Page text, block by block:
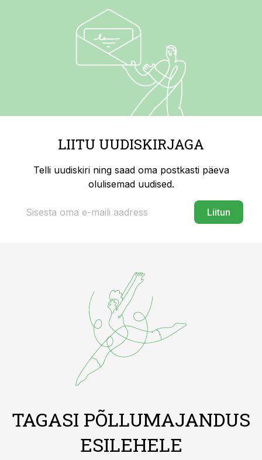
LIITU UUDISKIRJAGA
Telli uudiskiri ning saad oma postkasti päeva
olulisemad uudised.
Liitun
TAGASI PÕLLUMAJANDUS
ESILEHELE